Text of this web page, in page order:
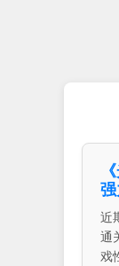
近
通
戏